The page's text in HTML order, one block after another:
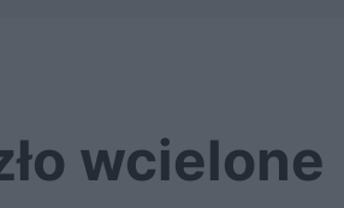
wcielone